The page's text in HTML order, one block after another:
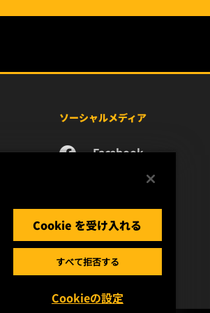
ソーシャルメディア
Facebook
Instagram
YouTube
Cookie を受け入れる
すべて拒否する
Cookieの設定